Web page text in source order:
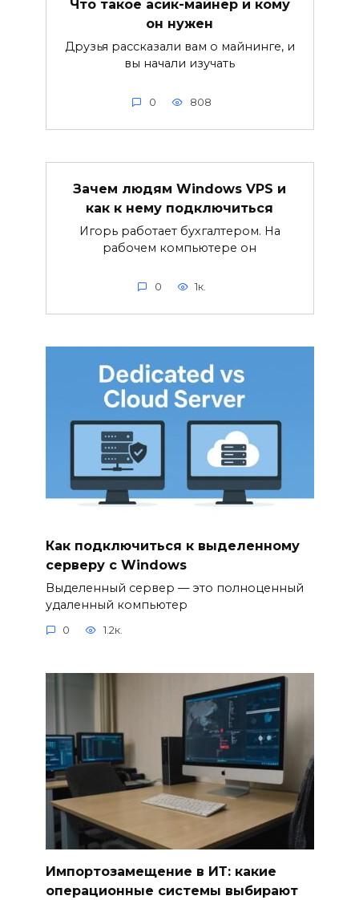
Что такое асик-майнер и кому
он нужен
Друзья рассказали вам о майнинге, и
вы начали изучать
0 808
Зачем людям Windows VPS и
как к нему подключиться
Игорь работает бухгалтером. На
рабочем компьютере он
0 1к.
Как подключиться к выделенному
серверу с Windows
Выделенный сервер — это полноценный
удаленный компьютер
0 1.2к.
Импортозамещение в ИТ: какие
операционные системы выбирают